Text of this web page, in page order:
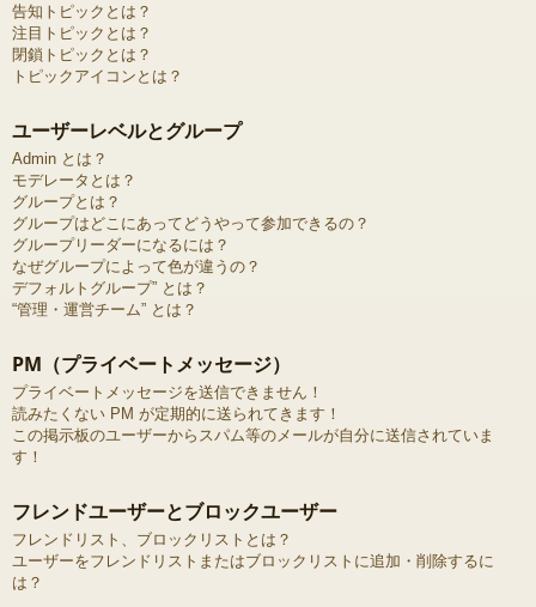
告知トピックとは？
注目トピックとは？
閉鎖トピックとは？
トピックアイコンとは？
ユーザーレベルとグループ
Admin とは？
モデレータとは？
グループとは？
グループはどこにあってどうやって参加できるの？
グループリーダーになるには？
なぜグループによって色が違うの？
デフォルトグループ” とは？
“管理・運営チーム” とは？
PM（プライベートメッセージ）
プライベートメッセージを送信できません！
読みたくない PM が定期的に送られてきます！
この掲示板のユーザーからスパム等のメールが自分に送信されていま
す！
フレンドユーザーとブロックユーザー
フレンドリスト、ブロックリストとは？
ユーザーをフレンドリストまたはブロックリストに追加・削除するに
は？